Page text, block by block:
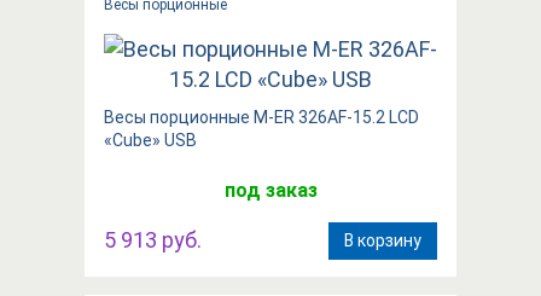
Весы порционные
Весы порционные M-ER 326AF-15.2 LCD
«Cube»​​ USB
под заказ
5 913 руб. В корзину